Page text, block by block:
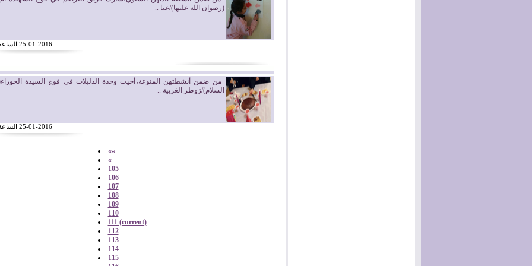
(رضوان الله عليها)/عبا ..
25-01-2016 الساعة 11:01
من ضمن أنشطتهن المنوعة،أحيت وحدة الدليلات في فوج السيدة
السلام)/زوطر الغربية ..
25-01-2016 الساعة 11:00
««
«
105
106
107
108
109
110
111 (current)
112
113
114
115